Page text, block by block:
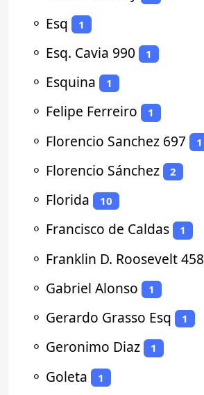
⚬ Esq 1
⚬ Esq. Cavia 990 1
⚬ Esquina 1
⚬ Felipe Ferreiro 1
⚬ Florencio Sanchez 697 1
⚬ Florencio Sánchez 2
⚬ Florida 10
⚬ Francisco de Caldas 1
⚬ Franklin D. Roosevelt 458
⚬ Gabriel Alonso 1
⚬ Gerardo Grasso Esq 1
⚬ Geronimo Diaz 1
⚬ Goleta 1